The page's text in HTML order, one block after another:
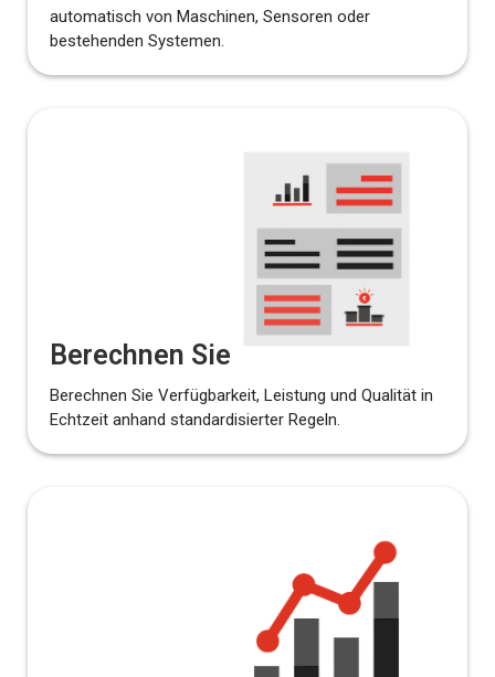
automatisch von Maschinen, Sensoren oder
bestehenden Systemen.
Berechnen Sie
Berechnen Sie Verfügbarkeit, Leistung und Qualität in
Echtzeit anhand standardisierter Regeln.